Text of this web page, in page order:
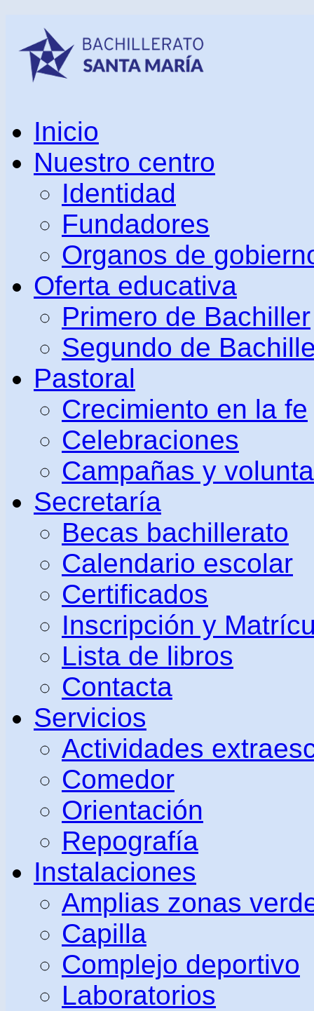
Inicio
Nuestro centro
Identidad
Fundadores
Organos de
Oferta educativa
Primero de Bachiller
Segundo de
Pastoral
Crecimiento en la fe
Celebraciones
Campañas y
Secretaría
Becas bachillerato
Calendario escolar
Certificados
Inscripción y
Lista de libros
Contacta
Servicios
Actividades
Comedor
Orientación
Repografía
Instalaciones
Amplias zonas
Capilla
Complejo deportivo
Laboratorios